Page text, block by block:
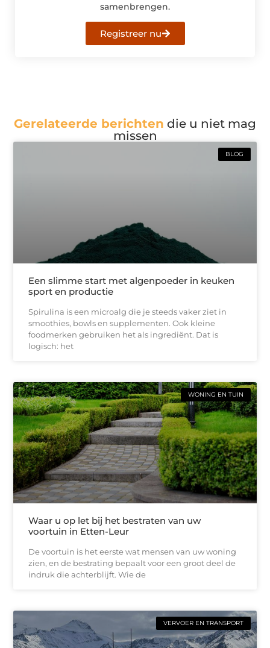
samenbrengen.
Registreer nu
Gerelateerde berichten die u niet mag
missen
BLOG
Een slimme start met algenpoeder in keuken
sport en productie
Spirulina is een microalg die je steeds vaker ziet in
smoothies, bowls en supplementen. Ook kleine
foodmerken gebruiken het als ingrediënt. Dat is
logisch: het
WONING EN TUIN
Waar u op let bij het bestraten van uw
voortuin in Etten-Leur
De voortuin is het eerste wat mensen van uw woning
zien, en de bestrating bepaalt voor een groot deel de
indruk die achterblijft. Wie de
VERVOER EN TRANSPORT